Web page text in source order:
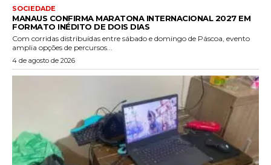
SOCIEDADE
MANAUS CONFIRMA MARATONA INTERNACIONAL 2027 EM
FORMATO INÉDITO DE DOIS DIAS
Com corridas distribuídas entre sábado e domingo de Páscoa, evento
amplia opções de percursos...
4 de agosto de 2026